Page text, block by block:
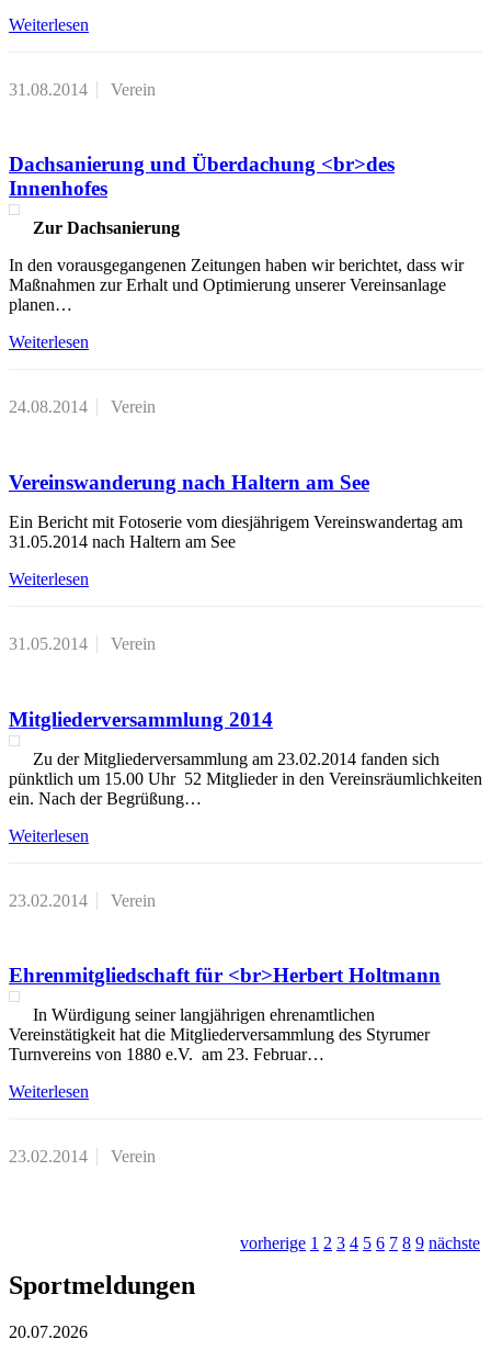
Weiterlesen
31.08.2014 Verein
Dachsanierung und Überdachung <br>des
Innenhofes
Zur Dachsanierung
In den vorausgegangenen Zeitungen haben wir berichtet, dass wir
Maßnahmen zur Erhalt und Optimierung unserer Vereinsanlage
planen…
Weiterlesen
24.08.2014 Verein
Vereinswanderung nach Haltern am See
Ein Bericht mit Fotoserie vom diesjährigem Vereinswandertag am
31.05.2014 nach Haltern am See
Weiterlesen
31.05.2014 Verein
Mitgliederversammlung 2014
Zu der Mitgliederversammlung am 23.02.2014 fanden sich
pünktlich um 15.00 Uhr 52 Mitglieder in den Vereinsräumlichkeiten
ein. Nach der Begrüßung…
Weiterlesen
23.02.2014 Verein
Ehrenmitgliedschaft für <br>Herbert Holtmann
In Würdigung seiner langjährigen ehrenamtlichen
Vereinstätigkeit hat die Mitgliederversammlung des Styrumer
Turnvereins von 1880 e.V. am 23. Februar…
Weiterlesen
23.02.2014 Verein
vorherige 1 2 3 4 5 6 7 8 9 nächste
Sportmeldungen
20.07.2026